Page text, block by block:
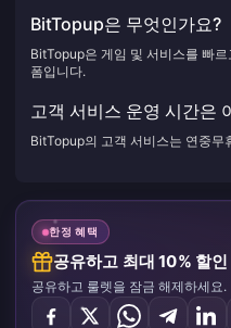
BitTopup은 무엇인가요?
BitTopup은 게임 및 서비스를 빠
폼입니다.
고객 서비스 운영 시간은
BitTopup의 고객 서비스는 연중무
한정 혜택
공유하고 최대 10% 할인
공유하고 룰렛을 잠금 해제하세요.